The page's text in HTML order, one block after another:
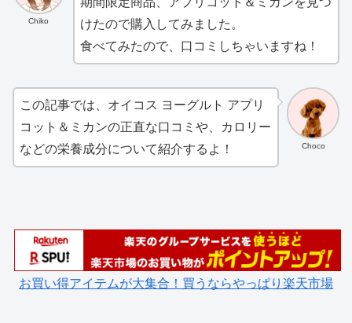
Chiko
けたので購入してみました。
食べてみたので、口コミしちゃいますね！
Choco
この記事では、オイコス ヨーグルト アプリ
コット＆ミカンの正直な口コミや、カロリー
などの栄養成分について紹介するよ！
お買い得アイテムが大集合！買うならやっぱり楽天市場